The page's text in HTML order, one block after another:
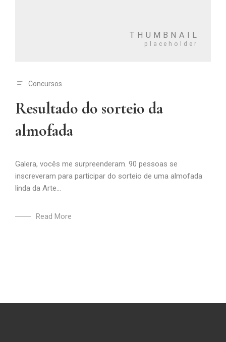
Concursos
Resultado do sorteio da
almofada
Galera, vocês me surpreenderam. 90 pessoas se
inscreveram para participar do sorteio de uma almofada
linda da Arte...
Read More